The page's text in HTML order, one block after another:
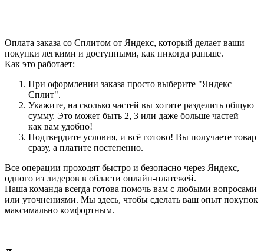
Оплата заказа со Сплитом от Яндекс, который делает ваши
покупки легкими и доступными, как никогда раньше.
Как это работает:
При оформлении заказа просто выберите "Яндекс
Сплит".
Укажите, на сколько частей вы хотите разделить общую
сумму. Это может быть 2, 3 или даже больше частей —
как вам удобно!
Подтвердите условия, и всё готово! Вы получаете товар
сразу, а платите постепенно.
Все операции проходят быстро и безопасно через Яндекс,
одного из лидеров в области онлайн-платежей.
Наша команда всегда готова помочь вам с любыми вопросами
или уточнениями. Мы здесь, чтобы сделать ваш опыт покупок
максимально комфортным.